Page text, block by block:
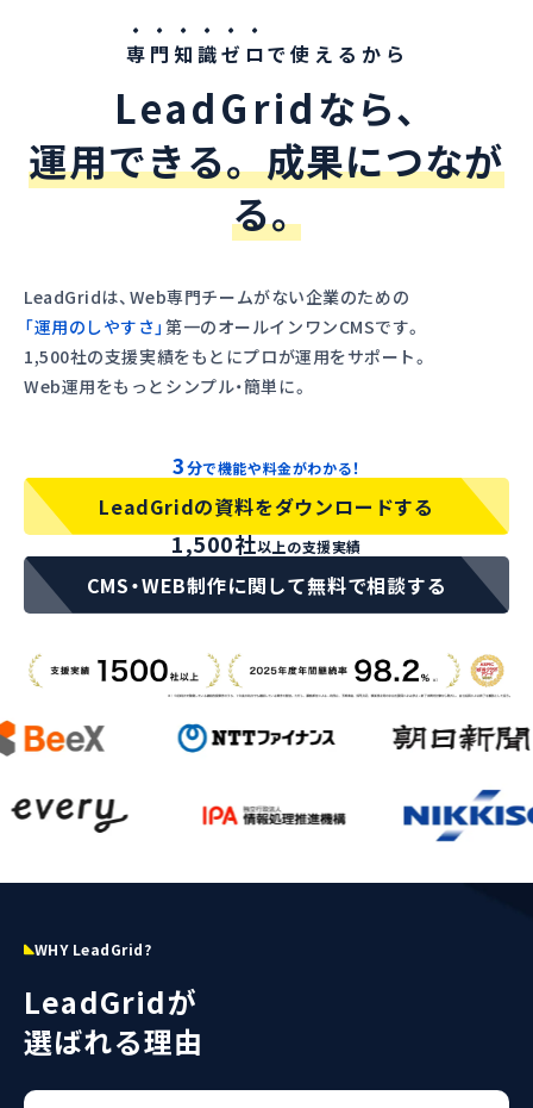
専 門 知 識ゼ ロで使えるから
LeadGridなら、
運用できる。成果につなが
る。
LeadGridは、Web専門チームがない企業のための
「運用のしやすさ」第一のオールインワンCMSです。
1,500社の支援実績をもとにプロが運用をサポート。
Web運用をもっとシンプル・簡単に。
3分で機能や料金がわかる！
LeadGridの資料をダウンロードする
1,500社以上の支援実績
CMS・WEB制作に関して無料で相談する
WHY LeadGrid?
LeadGridが
選ばれる理由